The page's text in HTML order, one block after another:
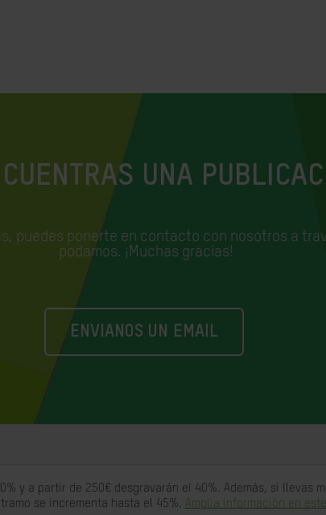
UNA
puedes ponerte en contacto con nosotros a
podamos. ¡Muchas gracias!
ENVIANOS UN EMAIL
y a partir de 250€ desgravarán el 40%. Además, si llevas
se incrementa hasta el 45%. Amplia información en